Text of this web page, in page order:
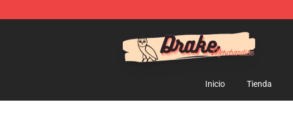
Inicio Tienda